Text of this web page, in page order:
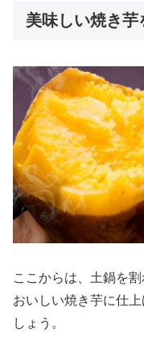
美味しい焼き
ここからは、土鍋を
おいしい焼き芋に仕
しょう。